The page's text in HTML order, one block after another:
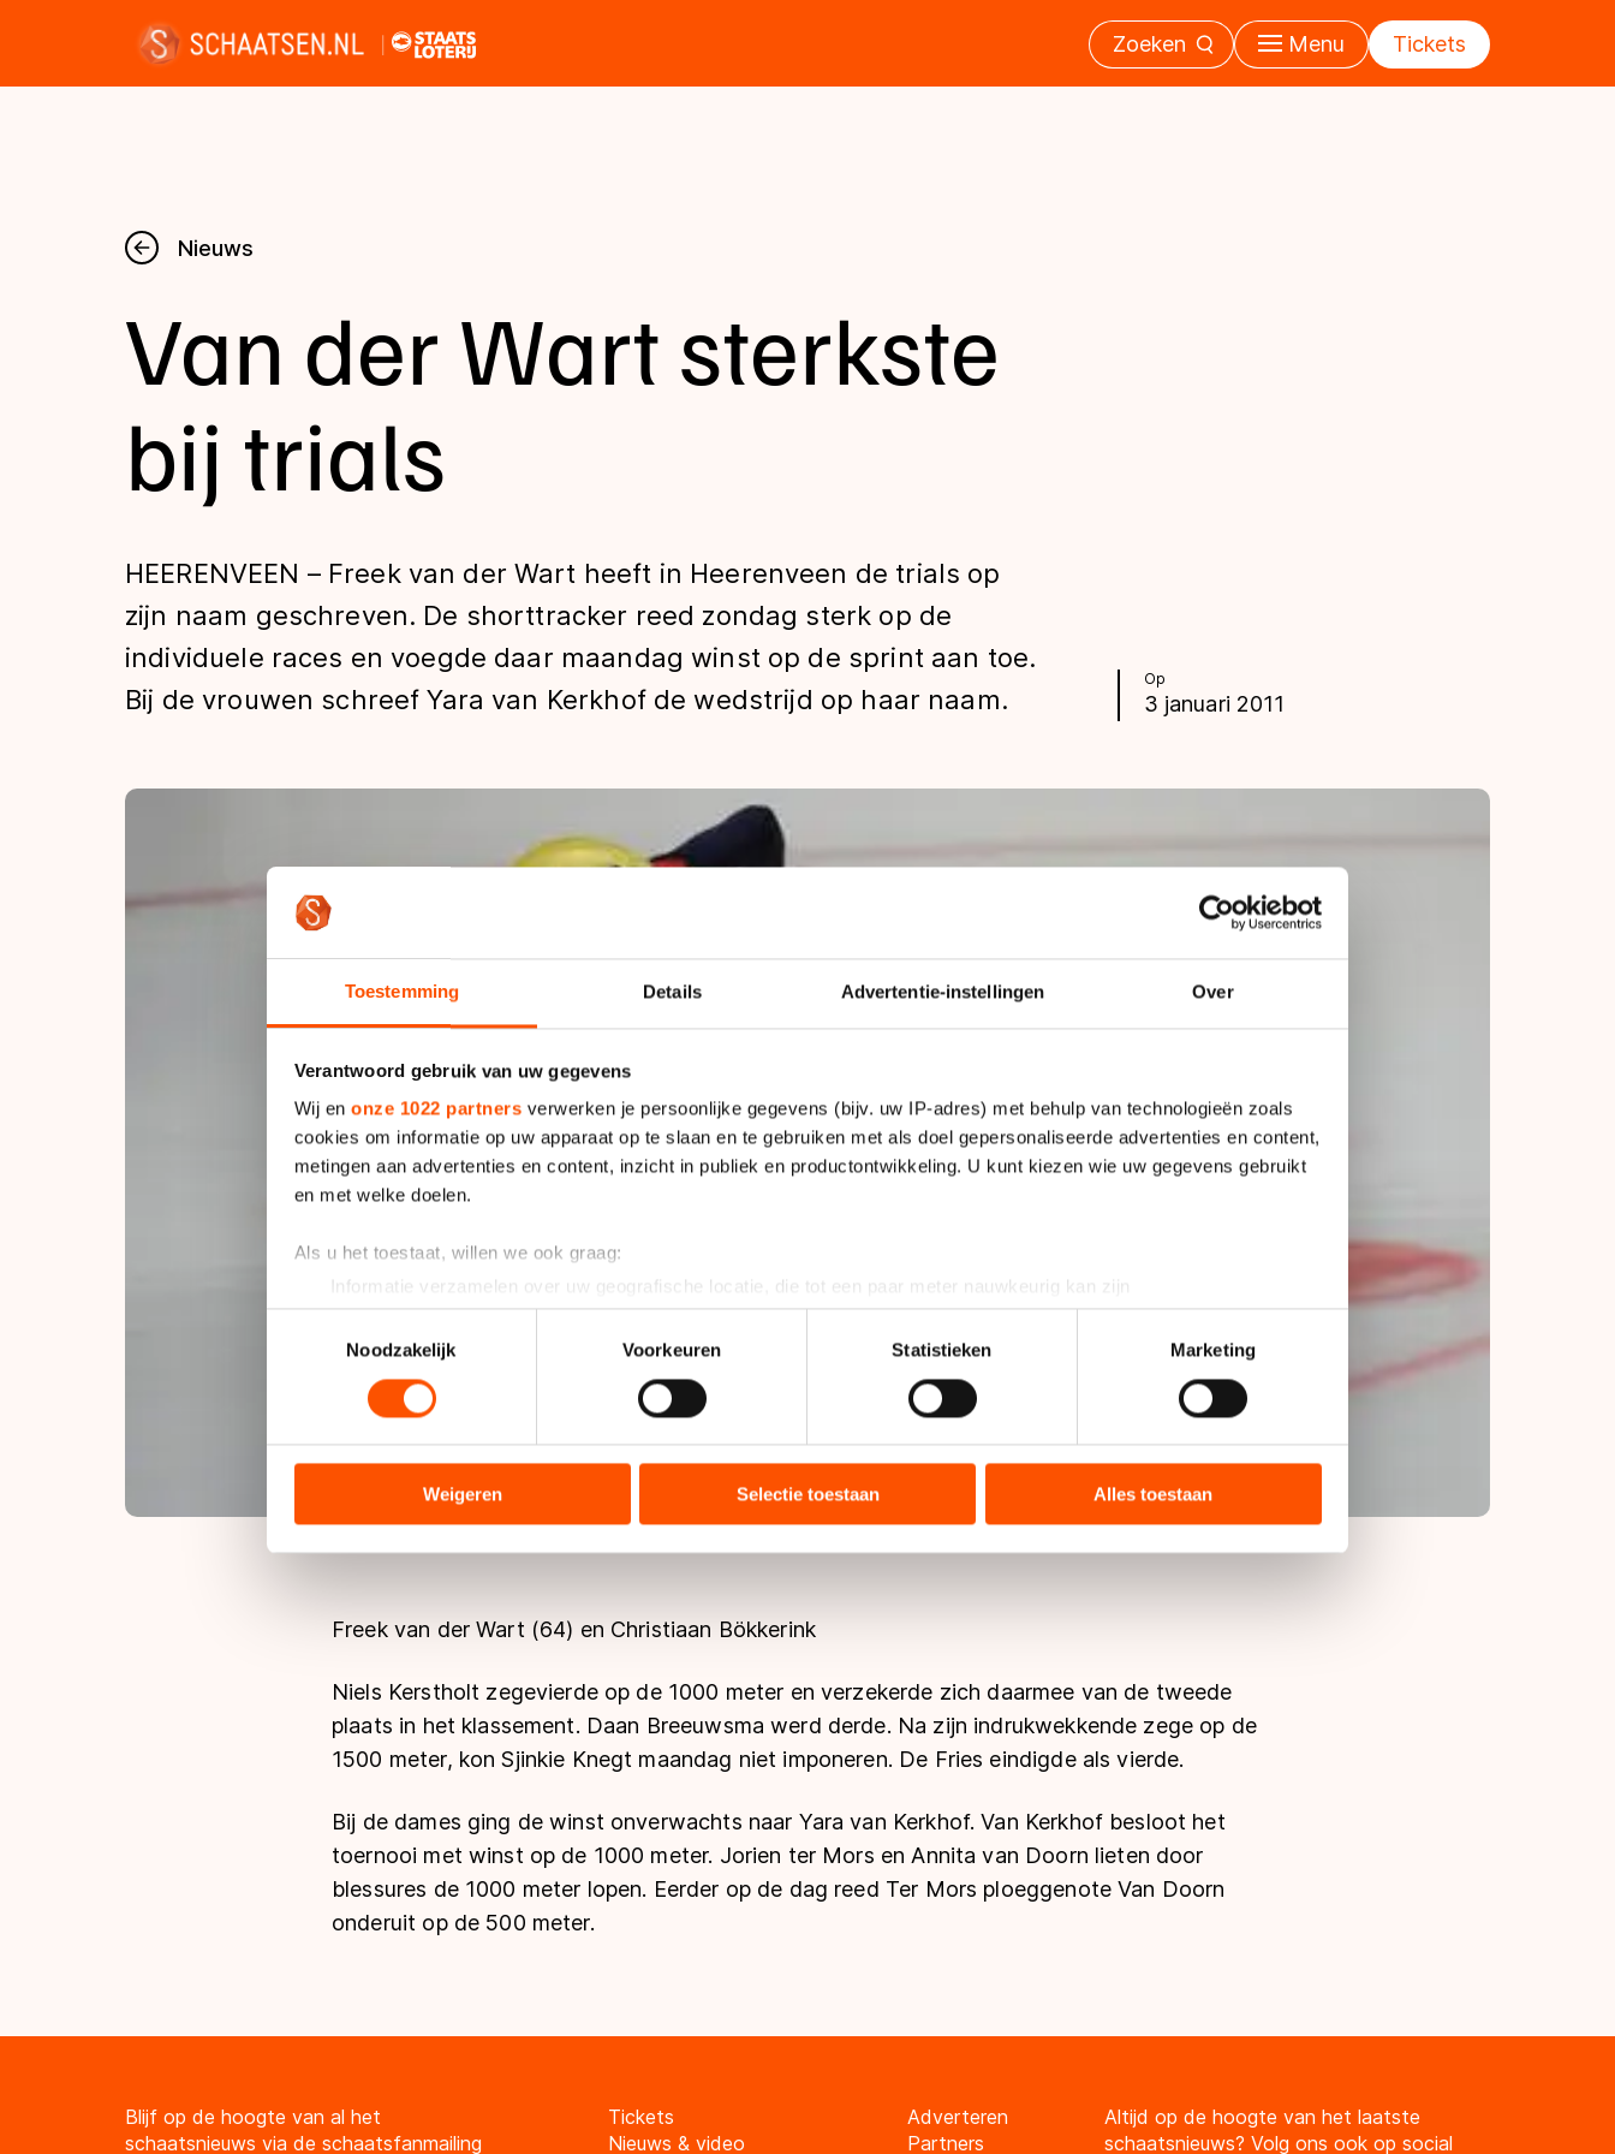
Toestemming Details Advertentie-instellingen Over
Verantwoord gebruik van uw gegevens
Wij en onze 1022 partners verwerken je persoonlijke gegevens (bijv. uw IP-adres) met behulp van technologieën zoals
cookies om informatie op uw apparaat op te slaan en te gebruiken met als doel gepersonaliseerde advertenties en content,
metingen aan advertenties en content, inzicht in publiek en productontwikkeling. U kunt kiezen wie uw gegevens gebruikt
en met welke doelen.
Als u het toestaat, willen we ook graag:
Informatie verzamelen over uw geografische locatie, die tot een paar meter nauwkeurig kan zijn
Uw apparaat identificeren door het actief te scannen op specifieke eigenschappen (fingerprinting)
Lees meer over hoe uw persoonlijke gegevens worden verwerkt en stel uw voorkeuren in het
detailgedeeltein. U kunt uw
toestemming op elk moment wijzigen of intrekken in de Cookieverklaring.
analyseren. We delen informatie over uw gebruik van onze site met onze partners voor social media, advertenties en
analyse. Zij kunnen deze combineren met andere gegevens die u aan hen heeft verstrekt of die zij hebben verzameld via
hun services. Sommige partners kunnen gegevens doorgeven aan landen buiten de EU, zoals de VS, waar mogelijk geen
adequaat beschermingsniveau geldt volgens de GDPR. Door op ‘Toestaan’ te klikken, stemt u in met deze overdracht.
Noodzakelijk
Voorkeuren Statistieken Marketing
Weigeren Selectie toestaan Alles toestaan
Zoeken Menu Tickets
Nieuws
Kalender
Disciplines
Uitslagen
Tijden & historie
De weg op
Olympische Spelen
Nieuws
Op
3 januari 2011
Van der Wart sterkste
bij trials
HEERENVEEN – Freek van der Wart heeft in Heerenveen de trials op
zijn naam geschreven. De shorttracker reed zondag sterk op de
individuele races en voegde daar maandag winst op de sprint aan toe.
Bij de vrouwen schreef Yara van Kerkhof de wedstrijd op haar naam.
Freek van der Wart (64) en Christiaan Bökkerink
Niels Kerstholt zegevierde op de 1000 meter en verzekerde zich daarmee van de tweede
plaats in het klassement. Daan Breeuwsma werd derde. Na zijn indrukwekkende zege op de
1500 meter, kon Sjinkie Knegt maandag niet imponeren. De Fries eindigde als vierde.
Bij de dames ging de winst onverwachts naar Yara van Kerkhof. Van Kerkhof besloot het
toernooi met winst op de 1000 meter. Jorien ter Mors en Annita van Doorn lieten door
blessures de 1000 meter lopen. Eerder op de dag reed Ter Mors ploeggenote Van Doorn
onderuit op de 500 meter.
Blijf op de hoogte van al het
schaatsnieuws via de schaatsfanmailing
Tickets
Nieuws & video
Adverteren
Partners
Altijd op de hoogte van het laatste
schaatsnieuws? Volg ons ook op social